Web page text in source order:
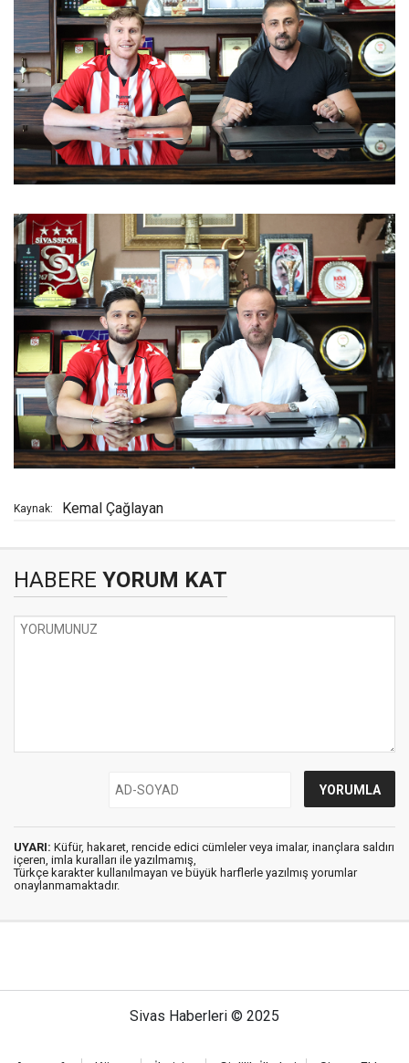
Kaynak: Kemal Çağlayan
HABERE YORUM KAT
UYARI: Küfür, hakaret, rencide edici cümleler veya imalar, inançlara saldırı
içeren, imla kuralları ile yazılmamış,
Türkçe karakter kullanılmayan ve büyük harflerle yazılmış yorumlar
onaylanmamaktadır.
Sivas Haberleri © 2025